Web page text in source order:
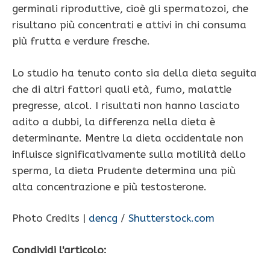
germinali riproduttive, cioè gli spermatozoi, che
risultano più concentrati e attivi in chi consuma
più frutta e verdure fresche.
Lo studio ha tenuto conto sia della dieta seguita
che di altri fattori quali età, fumo, malattie
pregresse, alcol. I risultati non hanno lasciato
adito a dubbi, la differenza nella dieta è
determinante. Mentre la dieta occidentale non
influisce significativamente sulla motilità dello
sperma, la dieta Prudente determina una più
alta concentrazione e più testosterone.
Photo Credits | dencg / Shutterstock.com
Condividi l'articolo: